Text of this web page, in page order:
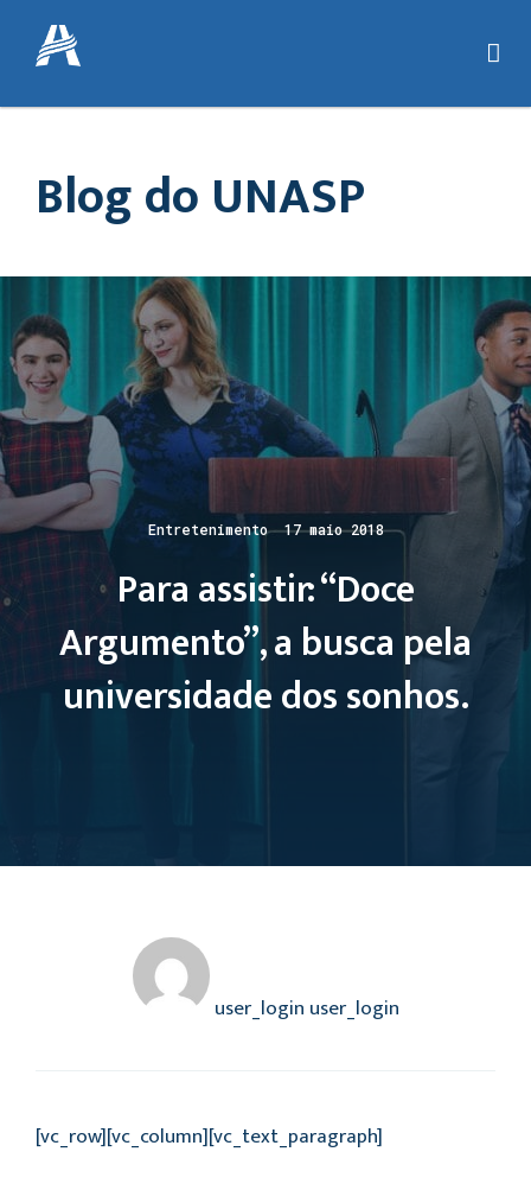
Blog do UNASP
Entretenimento 17 maio 2018
Para assistir: “Doce
Argumento”, a busca pela
universidade dos sonhos.
user_login user_login
[vc_row][vc_column][vc_text_paragraph]